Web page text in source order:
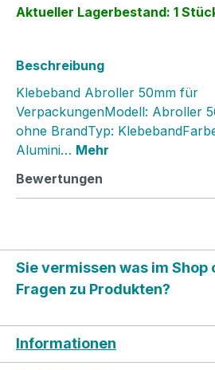
Aktueller Lagerbestand: 1
Beschreibung
Klebeband Abroller 50mm für
VerpackungenModell: Abroller
ohne BrandTyp:
Alumini… Mehr
Bewertungen
Sie vermissen was im Shop
Fragen zu Produkten?
Informationen